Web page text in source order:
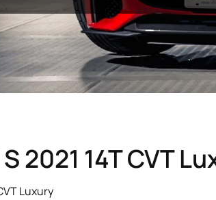
2021 14T CVT
Luxury